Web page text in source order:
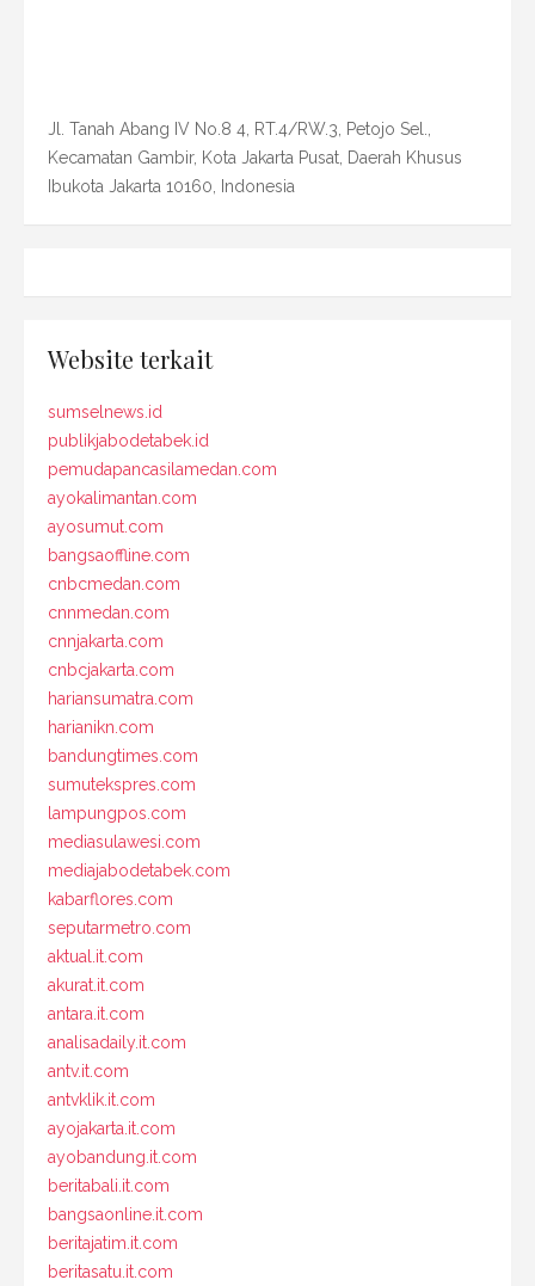
Jl. Tanah Abang IV No.8 4, RT.4/RW.3, Petojo Sel.,
Kecamatan Gambir, Kota Jakarta Pusat, Daerah Khusus
Ibukota Jakarta 10160, Indonesia
Website terkait
sumselnews.id
publikjabodetabek.id
pemudapancasilamedan.com
ayokalimantan.com
ayosumut.com
bangsaoffline.com
cnbcmedan.com
cnnmedan.com
cnnjakarta.com
cnbcjakarta.com
hariansumatra.com
harianikn.com
bandungtimes.com
sumutekspres.com
lampungpos.com
mediasulawesi.com
mediajabodetabek.com
kabarflores.com
seputarmetro.com
aktual.it.com
akurat.it.com
antara.it.com
analisadaily.it.com
antv.it.com
antvklik.it.com
ayojakarta.it.com
ayobandung.it.com
beritabali.it.com
bangsaonline.it.com
beritajatim.it.com
beritasatu.it.com